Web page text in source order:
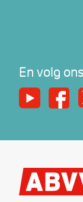
En volg
Youtube X